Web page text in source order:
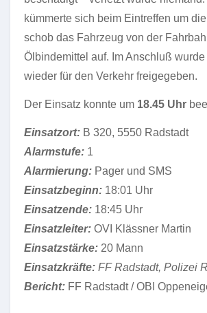
kümmerte sich beim Eintreffen um
schob das Fahrzeug von der
Ölbindemittel auf. Im Anschluß
wieder für den Verkehr freigegeben.
Der Einsatz konnte um 18.45 Uhr
Einsatzort: B 320, 5550 Radstadt
Alarmstufe: 1
Alarmierung: Pager und SMS
Einsatzbeginn: 18:01 Uhr
Einsatzende: 18:45 Uhr
Einsatzleiter: OVI Klässner Martin
Einsatzstärke: 20 Mann
Einsatzkräfte: FF Radstadt, Polizei
Bericht: FF Radstadt / OBI